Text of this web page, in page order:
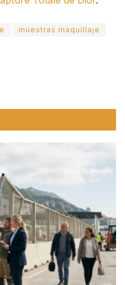
muestras maquillaje